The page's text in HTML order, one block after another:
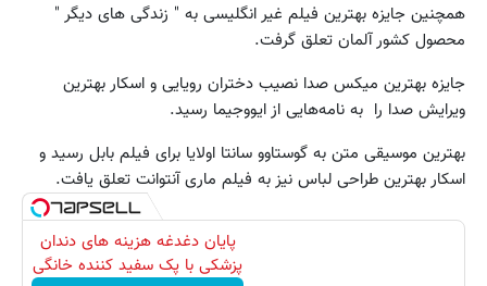
همچنین جایزه بهترین فیلم غیر انگلیسی به " زندگی های دیگر "
محصول کشور آلمان تعلق گرفت.
جایزه بهترین میکس صدا نصیب دختران رویایی و اسکار بهترین
ویرایش صدا را به نامه‌هایی از ایووجیما رسید.
بهترین موسیقی متن به گوستاوو سانتا اولایا برای فیلم بابل رسید و
اسکار بهترین طراحی لباس نیز به فیلم ماری آنتوانت تعلق یافت.
پایان دغدغه هزینه های دندان
پزشکی با پک سفید کننده خانگی